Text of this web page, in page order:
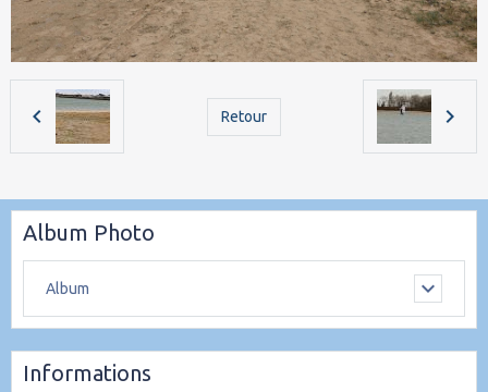
Retour
Album Photo
Album
Informations